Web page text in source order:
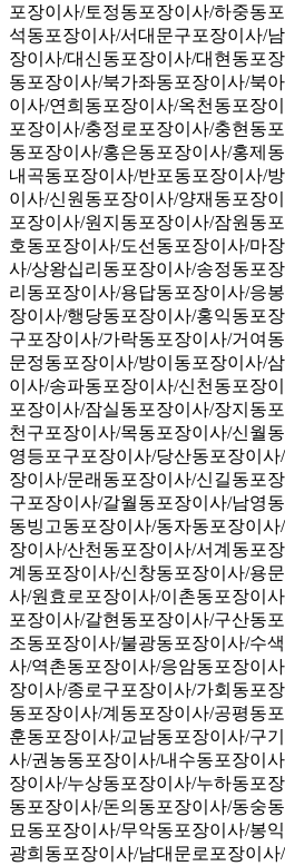
포장이사/토정동포장이사/하중동
석동포장이사/서대문구포장이사/
장이사/대신동포장이사/대현동포
동포장이사/북가좌동포장이사/북
이사/연희동포장이사/옥천동포장
포장이사/충정로포장이사/충현동
동포장이사/홍은동포장이사/홍제
내곡동포장이사/반포동포장이사/
이사/신원동포장이사/양재동포장
포장이사/원지동포장이사/잠원동
호동포장이사/도선동포장이사/마
사/상왕십리동포장이사/송정동포
리동포장이사/용답동포장이사/응
장이사/행당동포장이사/홍익동포
구포장이사/가락동포장이사/거여
문정동포장이사/방이동포장이사/
이사/송파동포장이사/신천동포장
포장이사/잠실동포장이사/장지동
천구포장이사/목동포장이사/신월
영등포구포장이사/당산동포장이
장이사/문래동포장이사/신길동포
구포장이사/갈월동포장이사/남영
동빙고동포장이사/동자동포장이
장이사/산천동포장이사/서계동포
계동포장이사/신창동포장이사/용
사/원효로포장이사/이촌동포장이
포장이사/갈현동포장이사/구산동
조동포장이사/불광동포장이사/수
사/역촌동포장이사/응암동포장이
장이사/종로구포장이사/가회동포
동포장이사/계동포장이사/공평동
훈동포장이사/교남동포장이사/구
사/권농동포장이사/내수동포장이
장이사/누상동포장이사/누하동포
동포장이사/돈의동포장이사/동숭
묘동포장이사/무악동포장이사/봉
광희동포장이사/남대문로포장이